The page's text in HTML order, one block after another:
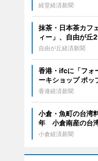
経堂経済新聞
抹茶・日本茶カフ
ィー」、自由が
自由が丘経済新聞
香港・ifcに「フォ
ーキショップ ポッ
香港経済新聞
小倉・魚町の台湾
年 小倉南産の台
小倉経済新聞